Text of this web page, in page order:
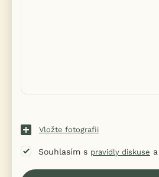
Vložte fotografii
Souhlasím s pravidly diskuse a